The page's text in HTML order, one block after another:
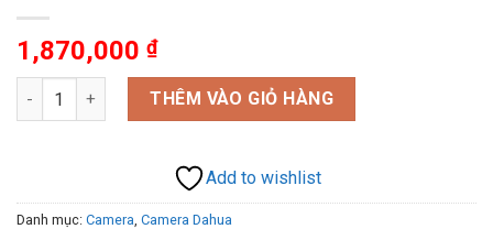
1,870,000 ₫
DAHUA HAC-HDW2231SP số lượng
THÊM VÀO GIỎ HÀNG
Add to wishlist
Danh mục: Camera Camera Dahua